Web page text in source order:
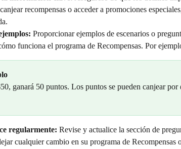
recompensas o acceder a promociones
Proporcionar ejemplos de escenarios o
funciona el programa de Recompensas. Por
ganará 50 puntos. Los puntos se pueden canjear por
regularmente: Revise y actualice la sección de
cualquier cambio en su programa de Recompensas